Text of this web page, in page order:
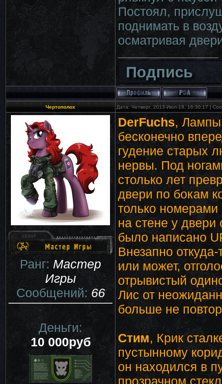
Постоял,
поднимать в
осматривая
Подпись
Чертополох Дата: Четверг, 2013-Июл-18, 16:30:17 |
Ранг:Мастер
Игры
Сообщений:66
Деньги:
10 000руб
DerFuchs, Лампы
бесконечно
гудение старых
нервы. Под
столько лет
двери по бокам
только
на стене у
было написано
Внезапно
или может,
отрывистый
Лис от
больше не
Стим, Крик
пустынному
он находился в
прозрачном